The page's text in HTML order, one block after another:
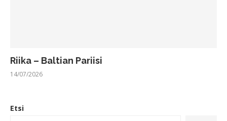
Riika – Baltian Pariisi
14/07/2026
Etsi